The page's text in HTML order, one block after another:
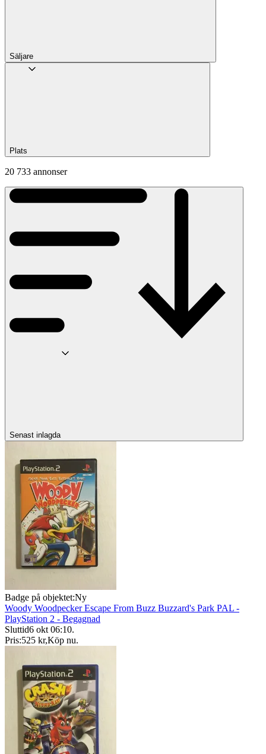
Säljare
Plats
20 733 annonser
Senast inlagda
Badge på objektet:Ny
Woody Woodpecker Escape From Buzz Buzzard's Park PAL -
PlayStation 2 - Begagnad
Sluttid6 okt 06:10.
Pris:525 kr,Köp nu.